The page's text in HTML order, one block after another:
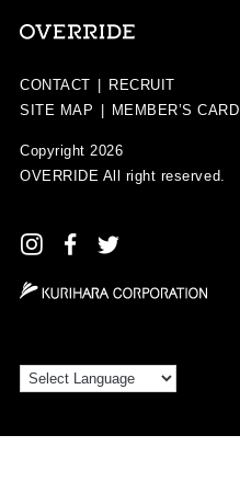
CONTACT
RECRUIT
SITE MAP
MEMBER’S CARD
Copyright 2026
OVERRIDE All right reserved.